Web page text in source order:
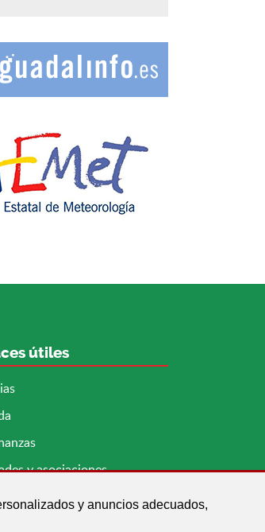
y anuncios adecuados,
útiles
y asociaciones